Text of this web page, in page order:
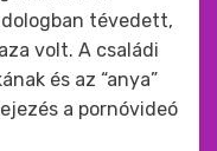
tévedett,
volt. A családi
és az “anya”
a pornóvideó